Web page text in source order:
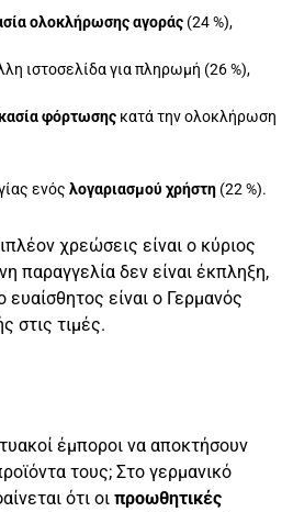
ολοκλήρωσης αγοράς (24 %),
ιστοσελίδα για πληρωμή (26 %),
φόρτωσης κατά την ολοκλήρωση
ενός λογαριασμού χρήστη (22 %).
χρεώσεις είναι ο κύριος
παραγγελία δεν είναι έκπληξη,
είναι ο Γερμανός
στις τιμές.
έμποροι να αποκτήσουν
τους; Στο γερμανικό
ότι οι προωθητικές